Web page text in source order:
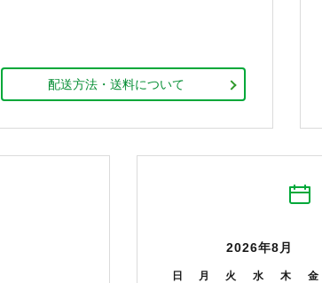
配送方法・送料について
2026年8月
日 月 火 水 木 金